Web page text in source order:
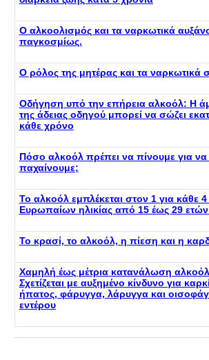
Ο αλκοολισμός και τα ναρκωτικά
παγκοσμίως.
Ο ρόλος της μητέρας και τα ναρκωτικά
Οδήγηση υπό την επήρεια αλκοόλ: Η
της άδειας οδηγού μπορεί να σώζει
κάθε χρόνο
Πόσο αλκοόλ πρέπει να πίνουμε για
παχαίνουμε;
Το αλκοόλ εμπλέκεται στον 1 για κάθε
Ευρωπαίων ηλικίας από 15 έως 29
Το κρασί, το αλκοόλ, η πίεση και η
Χαμηλή έως μέτρια κατανάλωση αλκοόλ
Σχετίζεται με αυξημένο κίνδυνο για
ήπατος, φάρυγγα, λάρυγγα και
εντέρου